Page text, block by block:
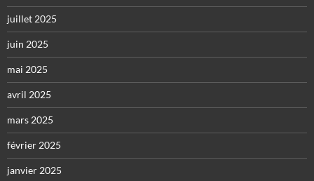
juillet 2025
juin 2025
mai 2025
avril 2025
mars 2025
février 2025
janvier 2025